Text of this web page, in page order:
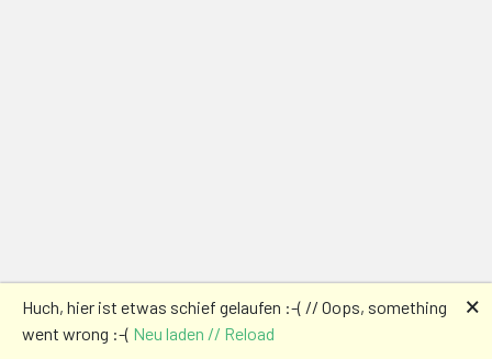
Huch, hier ist etwas schief gelaufen :-( // Oops, something
went wrong :-( Neu laden // Reload
🗙